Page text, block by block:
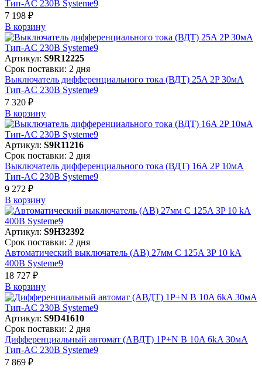
Тип-AC 230В Systeme9
7 198 ₽
В корзинy
Артикул: S9R12225
Срок поставки: 2 дня
Выключатель дифференциального тока (ВДТ) 25A 2P 30мА
Тип-AC 230В Systeme9
7 320 ₽
В корзинy
Артикул: S9R11216
Срок поставки: 2 дня
Выключатель дифференциального тока (ВДТ) 16A 2P 10мА
Тип-AC 230В Systeme9
9 272 ₽
В корзинy
Артикул: S9H32392
Срок поставки: 2 дня
Автоматический выключатель (АВ) 27мм C 125A 3P 10 kA
400В Systeme9
18 727 ₽
В корзинy
Артикул: S9D41610
Срок поставки: 2 дня
Дифференциальный автомат (АВДТ) 1P+N B 10A 6kA 30мА
Тип-AC 230В Systeme9
7 869 ₽